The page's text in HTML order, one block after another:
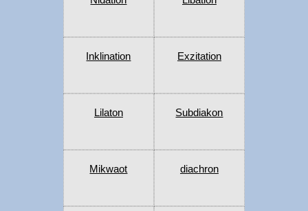
Inklination Exzitation
Lilaton Subdiakon
Mikwaot diachron